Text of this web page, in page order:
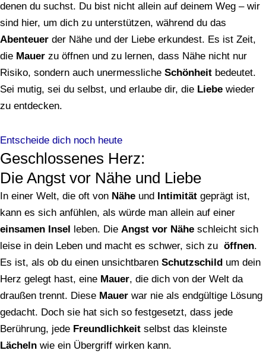
denen du suchst. Du bist nicht allein auf deinem Weg – wir
sind hier, um dich zu unterstützen, während du das
Abenteuer der Nähe und der Liebe erkundest. Es ist Zeit,
die Mauer zu öffnen und zu lernen, dass Nähe nicht nur
Risiko, sondern auch unermessliche Schönheit bedeutet.
Sei mutig, sei du selbst, und erlaube dir, die Liebe wieder
zu entdecken.
Entscheide dich noch heute
Geschlossenes Herz:
Die Angst vor Nähe und Liebe
In einer Welt, die oft von Nähe und Intimität geprägt ist,
kann es sich anfühlen, als würde man allein auf einer
einsamen Insel leben. Die Angst vor Nähe schleicht sich
leise in dein Leben und macht es schwer, sich zu öffnen.
Es ist, als ob du einen unsichtbaren Schutzschild um dein
Herz gelegt hast, eine Mauer, die dich von der Welt da
draußen trennt. Diese Mauer war nie als endgültige Lösung
gedacht. Doch sie hat sich so festgesetzt, dass jede
Berührung, jede Freundlichkeit selbst das kleinste
Lächeln wie ein Übergriff wirken kann.